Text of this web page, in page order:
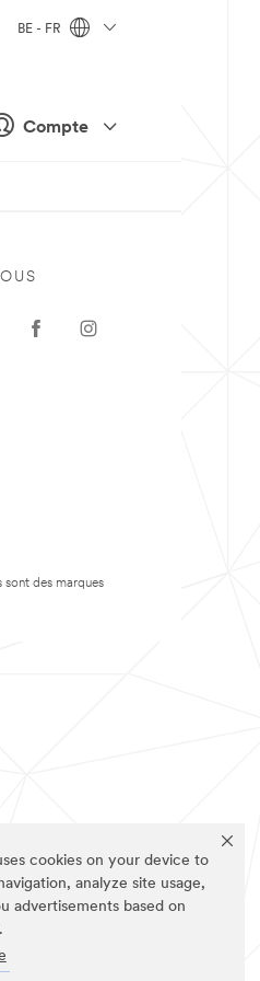
cookies on your device to
analyze site usage,
advertisements based on
Compte
BE - FR
sont des marques